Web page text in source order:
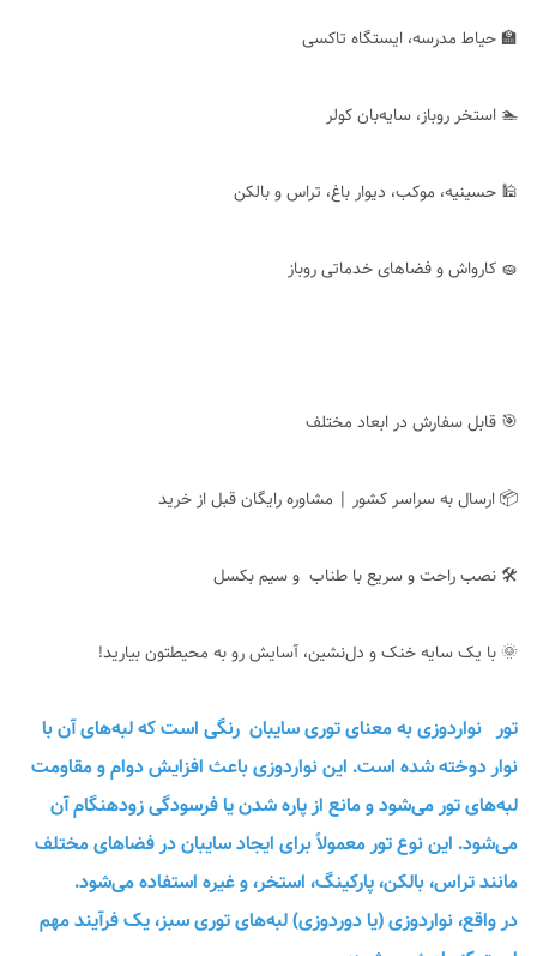
🏫 حیاط مدرسه، ایستگاه تاکسی
🏊 استخر روباز، سایه‌بان کولر
🕌 حسینیه، موکب، دیوار باغ، تراس و بالکن
🧽 کارواش و فضاهای خدماتی روباز
🎯 قابل سفارش در ابعاد مختلف
📦 ارسال به سراسر کشور | مشاوره رایگان قبل از خرید
🛠 نصب راحت و سریع با طناب و سیم بکسل
🌞 با یک سایه خنک و دل‌نشین، آسایش رو به محیطتون بیارید!
تور نواردوزی به معنای توری سایبان رنگی است که لبه‌های آن با
نوار دوخته شده است. این نواردوزی باعث افزایش دوام و مقاومت
لبه‌های تور می‌شود و مانع از پاره شدن یا فرسودگی زودهنگام آن
می‌شود. این نوع تور معمولاً برای ایجاد سایبان در فضاهای مختلف
مانند تراس، بالکن، پارکینگ، استخر، و غیره استفاده می‌شود.
در واقع، نواردوزی (یا دوردوزی) لبه‌های توری سبز، یک فرآیند مهم